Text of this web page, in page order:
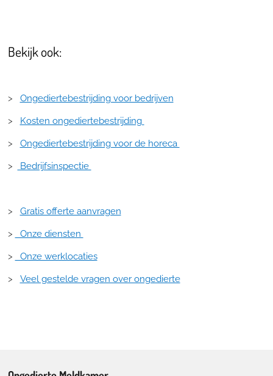
Bekijk ook:
> Ongediertebestrijding voor bedrijven
> Kosten ongediertebestrijding
> Ongediertebestrijding voor de horeca
> Bedrijfsinspectie
> Gratis offerte aanvragen
> Onze diensten
> Onze werklocaties
> Veel gestelde vragen over ongedierte